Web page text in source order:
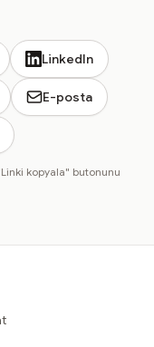
LinkedIn
E-posta
kopyala" butonunu